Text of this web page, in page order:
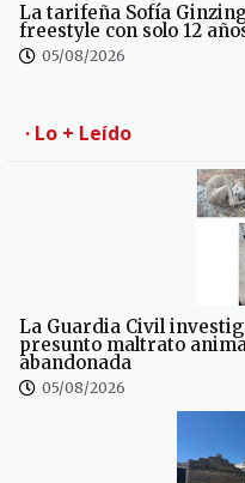
La tarifeña Sofía
freestyle con solo 12
05/08/2026
· Lo + Leído
La Guardia Civil
presunto maltrato
abandonada
05/08/2026